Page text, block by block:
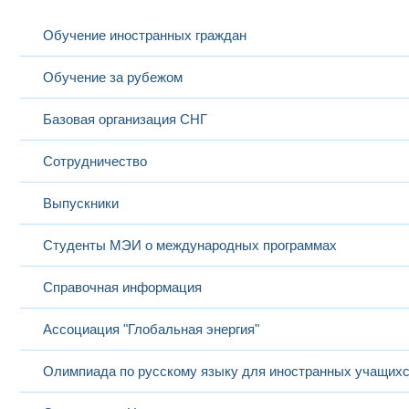
Обучение иностранных граждан
Обучение за рубежом
Базовая организация СНГ
Сотрудничество
Выпускники
Студенты МЭИ о международных программах
Справочная информация
Ассоциация "Глобальная энергия"
Олимпиада по русскому языку для иностранных